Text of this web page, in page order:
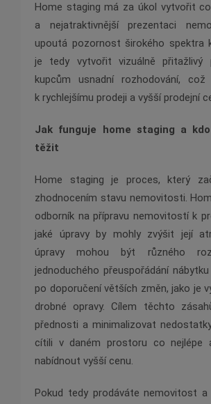
Home staging má za úkol vytvořit
a nejatraktivnější prezentaci
upoutá pozornost širokého spektra
je tedy vytvořit vizuálně přitažlivý
kupcům usnadní rozhodování, což
k rychlejšímu prodeji a vyšší prodejní
Jak funguje home staging a
těžit
Home staging je proces, který
zhodnocením stavu nemovitosti.
odborník na přípravu nemovitostí k
jaké úpravy by mohly zvýšit její
úpravy mohou být různého
jednoduchého přeuspořádání
po doporučení větších změn, jako je
drobné opravy. Cílem těchto
přednosti a minimalizovat
cítili v daném prostoru co nejlépe
nabídnout vyšší cenu.
Pokud tedy prodáváte nemovitost